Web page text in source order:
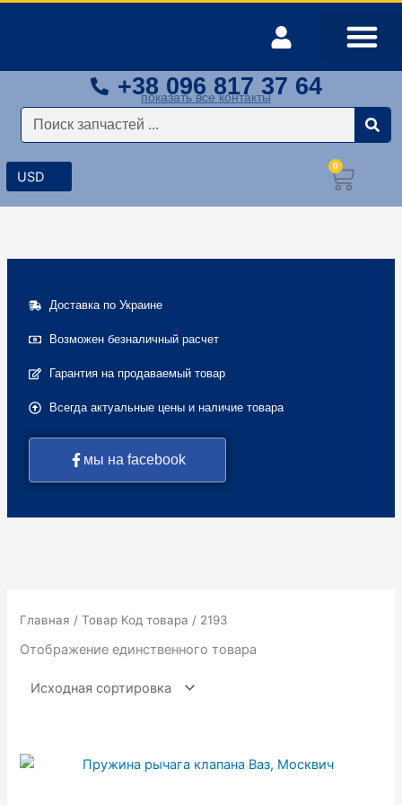
+38 096 817 37 64
показать все контакты
Поиск
0
Доставка по Украине
Возможен безналичный расчет
Гарантия на продаваемый товар
Всегда актуальные цены и наличие товара
мы на facebook
Главная / Товар Код товара / 2193
Отображение единственного товара